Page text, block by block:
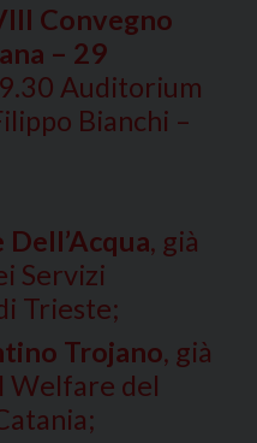
Convegno
– 29
Auditorium
Bianchi –
, già
Servizi
Trieste;
Trojano, già
Welfare del